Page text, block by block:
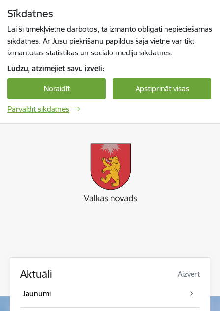
Sīkdatnes
Lai šī tīmekļvietne darbotos, tā izmanto obligāti nepieciešamās
sīkdatnes. Ar Jūsu piekrišanu papildus šajā vietnē var tikt
izmantotas statistikas un sociālo mediju sīkdatnes.
Lūdzu, atzīmējiet savu izvēli:
Noraidīt Apstiprināt visas
Pārvaldīt sīkdatnes
Aktuāli Aizvērt
Jaunumi